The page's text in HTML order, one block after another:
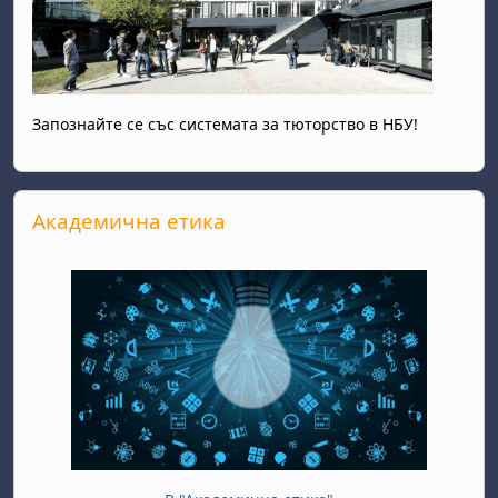
Запознайте се със системата за тюторство в НБУ!
Passer Академична етика
Академична етика